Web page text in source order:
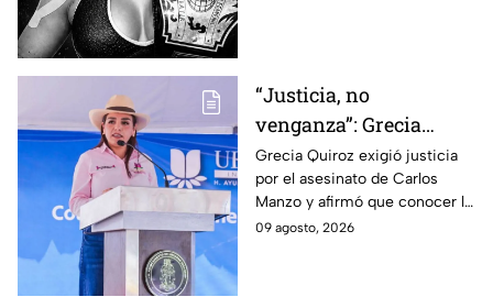
“Justicia, no
venganza”: Grecia
Quiroz exige esclarecer
el asesinato de Carlos
Manzo
Grecia Quiroz exigió justicia
por el asesinato de Carlos
Manzo y afirmó que conocer la
verdad es indispensable para
09 agosto, 2026